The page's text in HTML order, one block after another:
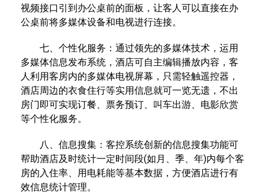
视频接口引到办公桌前的面板，让客人可以直接在办
公桌前将多媒体设备和电视进行连接。
七、个性化服务：通过领先的多媒体技术，运用
多媒体信息发布系统，酒店可自主编辑播放内容，客
人利用客房内的多媒体电视屏幕，只需轻触遥控器，
酒店周边的衣食住行等实用信息就可一览无遗，不出
房门即可实现订餐、票务预订、叫车出游、电影欣赏
等个性化服务。
八、信息搜集：客控系统创新的信息搜集功能可
帮助酒店及时统计一定时间段(如月、季、年)内每个客
房的入住率、用电耗能等基本数据，方便酒店进行有
效信息统计管理。